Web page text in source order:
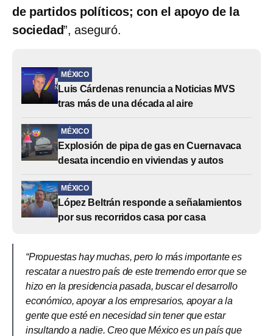
de partidos políticos; con el apoyo de la
sociedad”, aseguró.
MÉXICO
Luis Cárdenas renuncia a Noticias MVS
tras más de una década al aire
MÉXICO
Explosión de pipa de gas en Cuernavaca
desata incendio en viviendas y autos
MÉXICO
López Beltrán responde a señalamientos
por sus recorridos casa por casa
“Propuestas hay muchas, pero lo más importante es
rescatar a nuestro país de este tremendo error que se
hizo en la presidencia pasada, buscar el desarrollo
económico, apoyar a los empresarios, apoyar a la
gente que esté en necesidad sin tener que estar
insultando a nadie. Creo que México es un país que